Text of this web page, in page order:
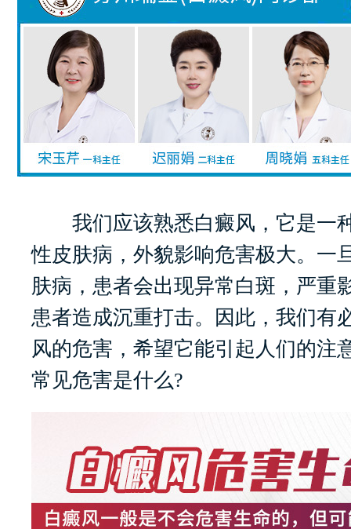
我们应该熟悉白癜风，它是一
性皮肤病，外貌影响危害极大。一
肤病，患者会出现异常白斑，严重
患者造成沉重打击。因此，我们有
风的危害，希望它能引起人们的注
常见危害是什么?